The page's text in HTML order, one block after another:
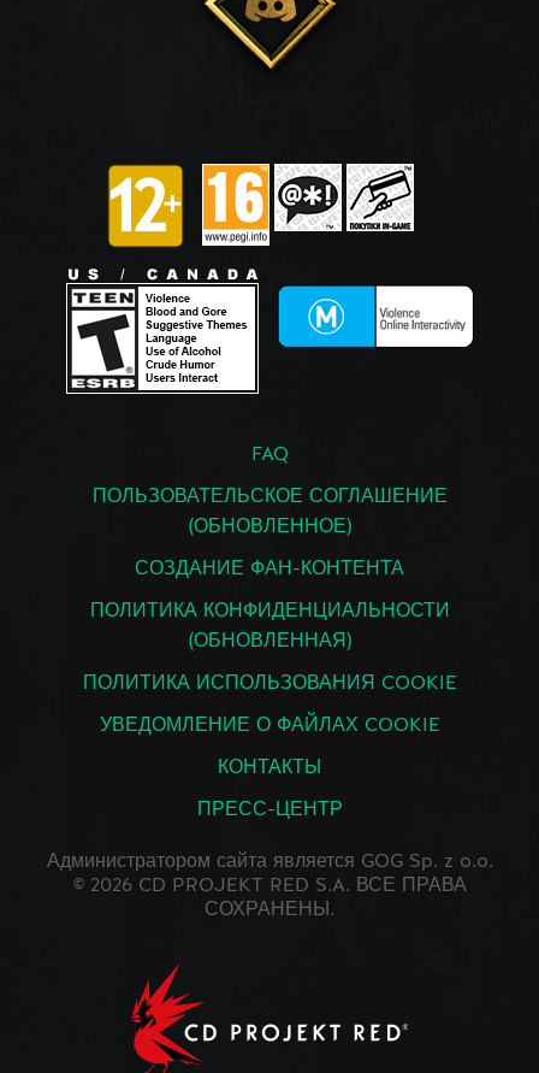
FAQ
ПОЛЬЗОВАТЕЛЬСКОЕ СОГЛАШЕНИЕ
(ОБНОВЛЕННОЕ)
СОЗДАНИЕ ФАН-КОНТЕНТА
ПОЛИТИКА КОНФИДЕНЦИАЛЬНОСТИ
(ОБНОВЛЕННАЯ)
ПОЛИТИКА ИСПОЛЬЗОВАНИЯ COOKIE
УВЕДОМЛЕНИЕ О ФАЙЛАХ COOKIE
КОНТАКТЫ
ПРЕСС-ЦЕНТР
Администратором сайта является GOG Sp. z o.o.
© 2026 CD PROJEKT RED S.A. ВСЕ ПРАВА
СОХРАНЕНЫ.